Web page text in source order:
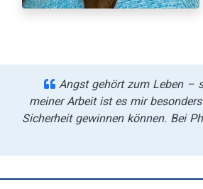
Angst gehört zum Leben –
meiner Arbeit ist es mir
Sicherheit gewinnen können. Bei